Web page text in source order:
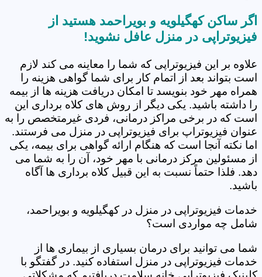
اگر ساکن کهگیلویه و بویراحمد هستید از
فیزیوتراپی در منزل عافل نشوید!
علاوه بر این فیزیوتراپی که شما را معاینه می کند لازم
است بتواند بعد از اتمام کار برای شما گواهی هزینه را
همراه مهر خود بنویسد تا امکان دریافت هزینه ها از بیمه
را داشته باشید. یکی دیگر از روش های کلاه برداری این
است که در برخی مراکز درمانی، فردی غیرمتخصص را به
عنوان فیزیوتراپ برای فیزیوتراپی در منزل می فرستند.
اما نکته آنجا است که هنگام ارائه گواهی برای بیمه، یکی
از مسئولین مرکز درمانی با مهر خود، آن را به شما می
دهد. فلذا حتماً نسبت به این قبیل کلاه برداری ها آگاه
باشید.
خدمات فیزیوتراپی در منزل در کهگیلویه و بویراحمد،
شامل چه مواردی است؟
شما می توانید برای درمان بسیاری از بیماری ها از
خدمات فیزیوتراپی در منزل استفاده کنید. در گفتگو با